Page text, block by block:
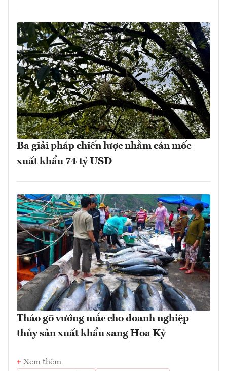
Ba giải pháp chiến lược nhằm cán mốc
xuất khẩu 74 tỷ USD
Tháo gỡ vướng mắc cho doanh nghiệp
thủy sản xuất khẩu sang Hoa Kỳ
Xem thêm